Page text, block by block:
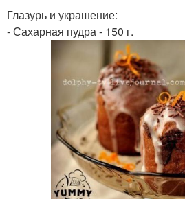
Глазурь и украшение:
- Сахарная пудра - 150 г.